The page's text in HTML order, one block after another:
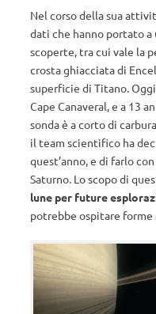
Nel corso della sua
dati che hanno portato
scoperte, tra cui vale la
crosta ghiacciata di
superficie di Titano.
Cape Canaveral, e a 13
sonda è a corto di
il team scientifico ha
quest’anno, e di farlo
Saturno. Lo scopo di
lune per future
potrebbe ospitare forme